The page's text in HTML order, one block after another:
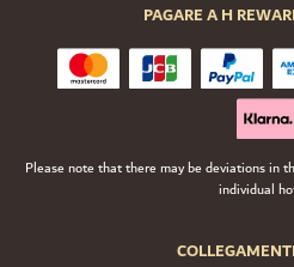
PAGARE A H
Please note that there may be deviations in
individual